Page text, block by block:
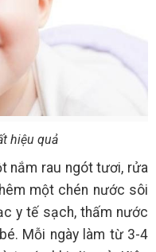
hiệu quả
nắm rau ngót tươi, rửa
một chén nước sôi
y tế sạch, thấm nước
Mỗi ngày làm từ 3-4